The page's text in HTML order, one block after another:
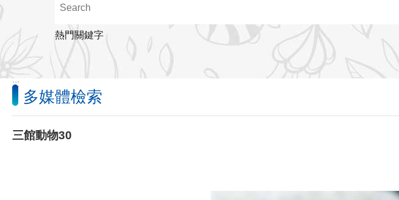
熱門關鍵字
:::
多媒體檢索
三館動物30